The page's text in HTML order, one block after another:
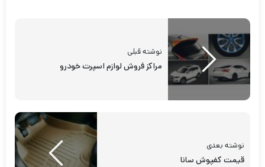
نوشته قبلی
مراکز فروش لوازم اسپرت خودرو
نوشته بعدی
قیمت کفپوش سانا